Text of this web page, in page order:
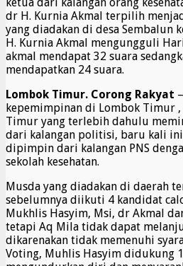
dr H. Kurnia Akmal terpilih
yang diadakan di desa Sembalun
H. Kurnia Akmal mengungguli
akmal mendapat 32 suara
mendapatkan 24 suara.
Lombok Timur. Corong Rakyat
kepemimpinan di Lombok Timur ,
Timur yang terlebih dahulu
dari kalangan politisi, baru kali
dipimpin dari kalangan PNS
sekolah kesehatan.
Musda yang diadakan di daerah
sebelumnya diikuti 4 kandidat
Mukhlis Hasyim, Msi, dr Akmal
tetapi Aq Mila tidak dapat
dikarenakan tidak memenuhi
Voting, Muhlis Hasyim didukung